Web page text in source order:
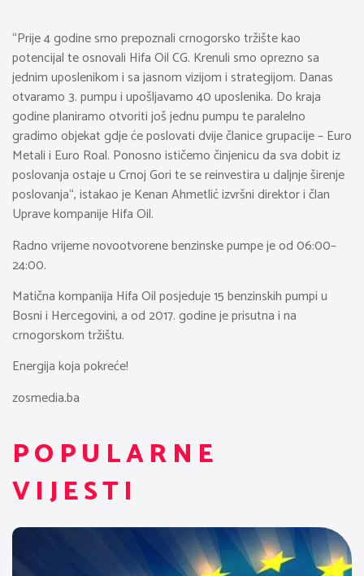
“Prije 4 godine smo prepoznali crnogorsko tržište kao
potencijal te osnovali Hifa Oil CG. Krenuli smo oprezno sa
jednim uposlenikom i sa jasnom vizijom i strategijom. Danas
otvaramo 3. pumpu i upošljavamo 40 uposlenika. Do kraja
godine planiramo otvoriti još jednu pumpu te paralelno
gradimo objekat gdje će poslovati dvije članice grupacije – Euro
Metali i Euro Roal. Ponosno ističemo činjenicu da sva dobit iz
poslovanja ostaje u Crnoj Gori te se reinvestira u daljnje širenje
poslovanja“, istakao je Kenan Ahmetlić izvršni direktor i član
Uprave kompanije Hifa Oil.
Radno vrijeme novootvorene benzinske pumpe je od 06:00–
24:00.
Matična kompanija Hifa Oil posjeduje 15 benzinskih pumpi u
Bosni i Hercegovini, a od 2017. godine je prisutna i na
crnogorskom tržištu.
Energija koja pokreće!
zosmedia.ba
POPULARNE
VIJESTI